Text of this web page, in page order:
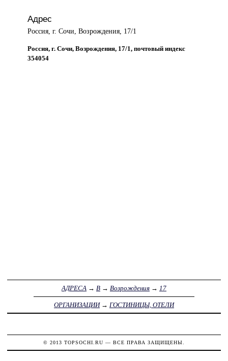
Адрес
Россия, г. Сочи, Возрождения, 17/1
Россия, г. Сочи, Возрождения, 17/1, почтовый индекс
354054
АДРЕСА → В → Возрождения → 17
ОРГАНИЗАЦИИ→ ГОСТИНИЦЫ, ОТЕЛИ
© 2013 TOPSOCHI.RU — ВСЕ ПРАВА ЗАЩИЩЕНЫ.